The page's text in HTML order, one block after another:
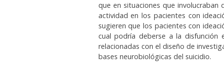
que en situaciones que
actividad en los pacientes con
sugieren que los pacientes con
cual podría deberse a la disfunción
relacionadas con el diseño de
bases neurobiológicas del suicidio.